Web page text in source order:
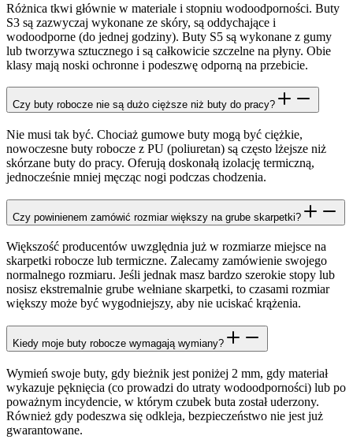
Różnica tkwi głównie w materiale i stopniu wodoodporności. Buty
S3 są zazwyczaj wykonane ze skóry, są oddychające i
wodoodporne (do jednej godziny). Buty S5 są wykonane z gumy
lub tworzywa sztucznego i są całkowicie szczelne na płyny. Obie
klasy mają noski ochronne i podeszwę odporną na przebicie.
Czy buty robocze nie są dużo cięższe niż buty do pracy?
Nie musi tak być. Chociaż gumowe buty mogą być ciężkie,
nowoczesne buty robocze z PU (poliuretan) są często lżejsze niż
skórzane buty do pracy. Oferują doskonałą izolację termiczną,
jednocześnie mniej męcząc nogi podczas chodzenia.
Czy powinienem zamówić rozmiar większy na grube skarpetki?
Większość producentów uwzględnia już w rozmiarze miejsce na
skarpetki robocze lub termiczne. Zalecamy zamówienie swojego
normalnego rozmiaru. Jeśli jednak masz bardzo szerokie stopy lub
nosisz ekstremalnie grube wełniane skarpetki, to czasami rozmiar
większy może być wygodniejszy, aby nie uciskać krążenia.
Kiedy moje buty robocze wymagają wymiany?
Wymień swoje buty, gdy bieżnik jest poniżej 2 mm, gdy materiał
wykazuje pęknięcia (co prowadzi do utraty wodoodporności) lub po
poważnym incydencie, w którym czubek buta został uderzony.
Również gdy podeszwa się odkleja, bezpieczeństwo nie jest już
gwarantowane.